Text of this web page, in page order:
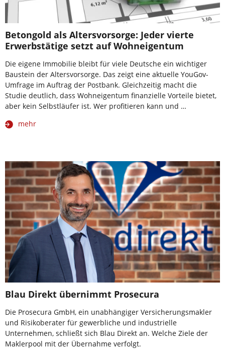
Betongold als Altersvorsorge: Jeder vierte
Erwerbstätige setzt auf Wohneigentum
Die eigene Immobilie bleibt für viele Deutsche ein wichtiger
Baustein der Altersvorsorge. Das zeigt eine aktuelle YouGov-
Umfrage im Auftrag der Postbank. Gleichzeitig macht die
Studie deutlich, dass Wohneigentum finanzielle Vorteile bietet,
aber kein Selbstläufer ist. Wer profitieren kann und …
mehr
Blau Direkt übernimmt Prosecura
Die Prosecura GmbH, ein unabhängiger Versicherungsmakler
und Risikoberater für gewerbliche und industrielle
Unternehmen, schließt sich Blau Direkt an. Welche Ziele der
Maklerpool mit der Übernahme verfolgt.